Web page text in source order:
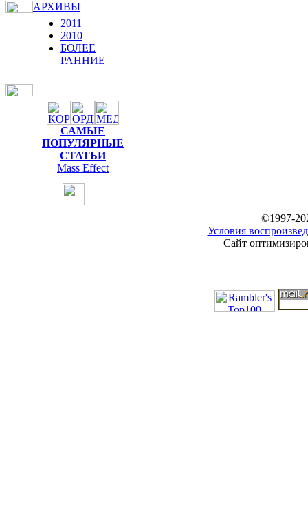
АРХИВЫ
2011
2010
БОЛЕЕ
РАННИЕ
САМЫЕ
ПОПУЛЯРНЫЕ
СТАТЬИ
Mass Effect
©1997-
Условия
Сайт